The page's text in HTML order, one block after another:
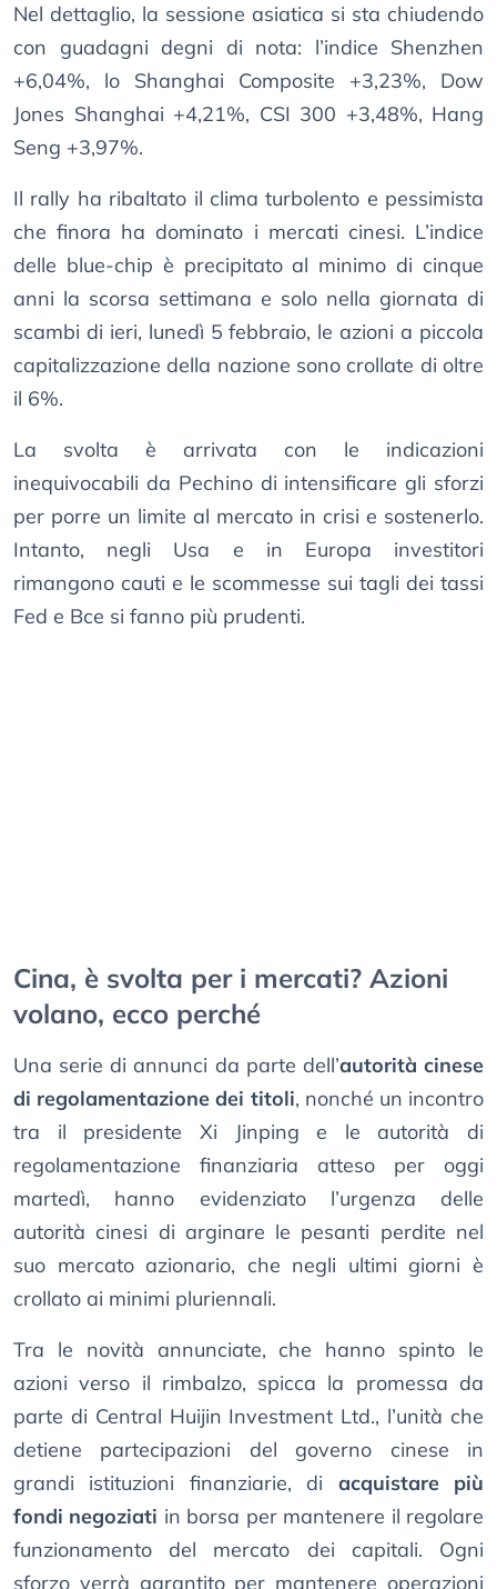
Nel dettaglio, la sessione asiatica si sta chiudendo
con guadagni degni di nota: l’indice Shenzhen
+6,04%, lo Shanghai Composite +3,23%, Dow
Jones Shanghai +4,21%, CSI 300 +3,48%, Hang
Seng +3,97%.
Il rally ha ribaltato il clima turbolento e pessimista
che finora ha dominato i mercati cinesi. L’indice
delle blue-chip è precipitato al minimo di cinque
anni la scorsa settimana e solo nella giornata di
scambi di ieri, lunedì 5 febbraio, le azioni a piccola
capitalizzazione della nazione sono crollate di oltre
il 6%.
La svolta è arrivata con le indicazioni
inequivocabili da Pechino di intensificare gli sforzi
per porre un limite al mercato in crisi e sostenerlo.
Intanto, negli Usa e in Europa investitori
rimangono cauti e le scommesse sui tagli dei tassi
Fed e Bce si fanno più prudenti.
Cina, è svolta per i mercati? Azioni
volano, ecco perché
Una serie di annunci da parte dell’autorità cinese
di regolamentazione dei titoli, nonché un incontro
tra il presidente Xi Jinping e le autorità di
regolamentazione finanziaria atteso per oggi
martedì, hanno evidenziato l’urgenza delle
autorità cinesi di arginare le pesanti perdite nel
suo mercato azionario, che negli ultimi giorni è
crollato ai minimi pluriennali.
Tra le novità annunciate, che hanno spinto le
azioni verso il rimbalzo, spicca la promessa da
parte di Central Huijin Investment Ltd., l’unità che
detiene partecipazioni del governo cinese in
grandi istituzioni finanziarie, di acquistare più
fondi negoziati in borsa per mantenere il regolare
funzionamento del mercato dei capitali. Ogni
sforzo verrà garantito per mantenere operazioni